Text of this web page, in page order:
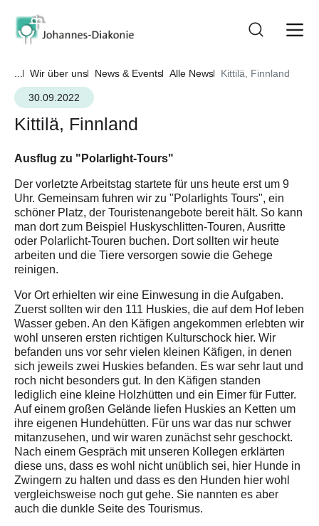
... Wir über uns News & Events Alle News
Kittilä, Finnland
30.09.2022
Kittilä, Finnland
Ausflug zu "Polarlight-Tours"
Der vorletzte Arbeitstag startete für uns heute erst um 9
Uhr. Gemeinsam fuhren wir zu "Polarlights Tours", ein
schöner Platz, der Touristenangebote bereit hält. So kann
man dort zum Beispiel Huskyschlitten-Touren, Ausritte
oder Polarlicht-Touren buchen. Dort sollten wir heute
arbeiten und die Tiere versorgen sowie die Gehege
reinigen.
Vor Ort erhielten wir eine Einwesung in die Aufgaben.
Zuerst sollten wir den 111 Huskies, die auf dem Hof leben
Wasser geben. An den Käfigen angekommen erlebten wir
wohl unseren ersten richtigen Kulturschock hier. Wir
befanden uns vor sehr vielen kleinen Käfigen, in denen
sich jeweils zwei Huskies befanden. Es war sehr laut und
roch nicht besonders gut. In den Käfigen standen
lediglich eine kleine Holzhütten und ein Eimer für Futter.
Auf einem großen Gelände liefen Huskies an Ketten um
ihre eigenen Hundehütten. Für uns war das nur schwer
mitanzusehen, und wir waren zunächst sehr geschockt.
Nach einem Gespräch mit unseren Kollegen erklärten
diese uns, dass es wohl nicht unüblich sei, hier Hunde in
Zwingern zu halten und dass es den Hunden hier wohl
vergleichsweise noch gut gehe. Sie nannten es aber
auch die dunkle Seite des Tourismus.